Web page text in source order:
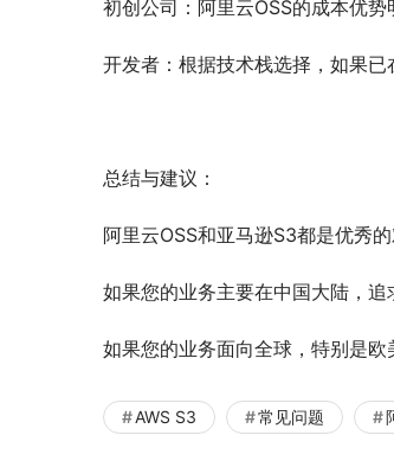
初创公司：阿里云OSS的成本优势
开发者：根据技术栈选择，如果已
总结与建议：
阿里云OSS和亚马逊S3都是优秀
如果您的业务主要在中国大陆，追
如果您的业务面向全球，特别是欧
AWS S3 常见问题